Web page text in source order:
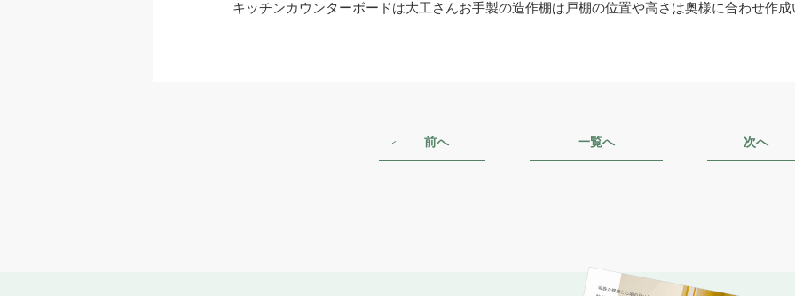
キッチンカウンターボードは大工さんお手製の造作棚は戸棚の位置や高さは奥様に合わせ作
前へ 一覧へ 次へ